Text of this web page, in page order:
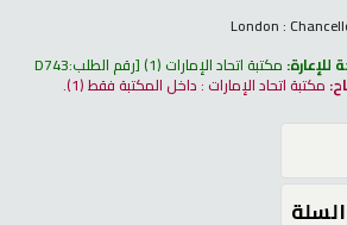
London :
للإعارة: مكتبة اتحاد الإمارات (1) رقم الطلب:D743
مكتبة اتحاد الإمارات : داخل المكتبة فقط(1).